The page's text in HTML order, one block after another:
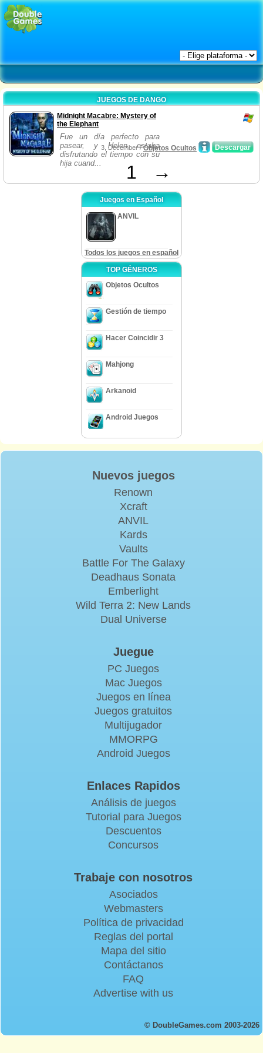
JUEGOS DE DANGO
Midnight Macabre: Mystery of
the Elephant
Fue un día perfecto para
pasear, y Helen estaba
disfrutando el tiempo con su
hija cuand...
Descargar
3, December /Objetos Ocultos
1 →
Juegos en Español
ANVIL
Todos los juegos en español
TOP GÉNEROS
Objetos Ocultos
Gestión de tiempo
Hacer Coincidir 3
Mahjong
Arkanoid
Android Juegos
Nuevos juegos
Renown
Xcraft
ANVIL
Kards
Vaults
Battle For The Galaxy
Deadhaus Sonata
Emberlight
Wild Terra 2: New Lands
Dual Universe
Juegue
PC Juegos
Mac Juegos
Juegos en línea
Juegos gratuitos
Multijugador
MMORPG
Android Juegos
Enlaces Rapidos
Análisis de juegos
Tutorial para Juegos
Descuentos
Concursos
Trabaje con nosotros
Asociados
Webmasters
Política de privacidad
Reglas del portal
Mapa del sitio
Contáctanos
FAQ
Advertise with us
© DoubleGames.com 2003-2026